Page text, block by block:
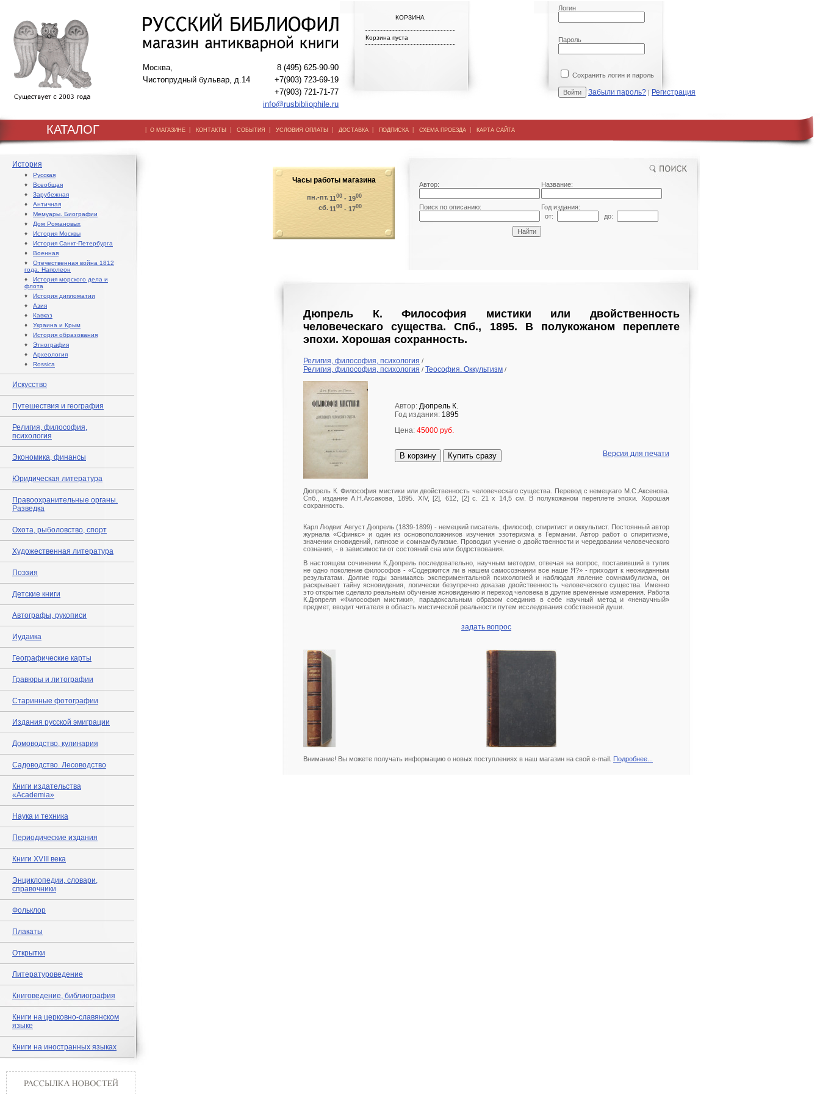
Москва,
Чистопрудный бульвар, д.14
8 (495) 625-90-90
+7(903) 723-69-19
+7(903) 721-71-77
info@rusbibliophile.ru
КОРЗИНА
Корзина пуста
Логин
Пароль
Сохранить логин и пароль
Забыли пароль? | Регистрация
КАТАЛОГ | О МАГАЗИНЕ | КОНТАКТЫ | СОБЫТИЯ | УСЛОВИЯ ОПЛАТЫ | ДОСТАВКА | ПОДПИСКА | СХЕМА ПРОЕЗДА | КАРТА САЙТА
История
♦ Русская
♦ Всеобщая
♦ Зарубежная
♦ Античная
♦ Мемуары. Биографии
♦ Дом Романовых
♦ История Москвы
♦ История Санкт-Петербурга
♦ Военная
♦ Отечественная война 1812
года. Наполеон
♦ История морского дела и
флота
♦ История дипломатии
♦ Азия
♦ Кавказ
♦ Украина и Крым
♦ История образования
♦ Этнография
♦ Археология
♦ Rossica
Искусство
Путешествия и география
Религия, философия,
психология
Экономика, финансы
Юридическая литература
Правоохранительные органы.
Разведка
Охота, рыболовство, спорт
Художественная литература
Поэзия
Детские книги
Автографы, рукописи
Иудаика
Географические карты
Гравюры и литографии
Старинные фотографии
Издания русской эмиграции
Домоводство, кулинария
Садоводство. Лесоводство
Книги издательства
«Academia»
Наука и техника
Периодические издания
Книги XVIII века
Энциклопедии, словари,
справочники
Фольклор
Плакаты
Открытки
Литературоведение
Книговедение, библиография
Книги на церковно-славянском
языке
Книги на иностранных языках
Часы работы магазина
пн.-пт.1100 - 1900
сб.1100 - 1700
Автор: Название:
Поиск по описанию:
Год издания:
от:
до:
Дюпрель К. Философия мистики или двойственность
человеческаго существа. Спб., 1895. В полукожаном переплете
эпохи. Хорошая сохранность.
Религия, философия, психология /
Религия, философия, психология / Теософия. Оккультизм /
Автор: Дюпрель К.
Год издания: 1895
Цена: 45000 руб.
В корзину Купить сразу Версия для печати
Дюпрель К. Философия мистики или двойственность человеческаго существа. Перевод с немецкаго М.С.Аксенова.
Спб., издание А.Н.Аксакова, 1895. XIV, [2], 612, [2] с. 21 х 14,5 см. В полукожаном переплете эпохи. Хорошая
сохранность.
Карл Людвиг Август Дюпрель (1839-1899) - немецкий писатель, философ, спиритист и оккультист. Постоянный автор
журнала «Сфинкс» и один из основоположников изучения эзотеризма в Германии. Автор работ о спиритизме,
значении сновидений, гипнозе и сомнамбулизме. Проводил учение о двойственности и чередовании человеческого
сознания, - в зависимости от состояний сна или бодрствования.
В настоящем сочинении К.Дюпрель последовательно, научным методом, отвечая на вопрос, поставивший в тупик
не одно поколение философов - «Содержится ли в нашем самосознании все наше Я?» - приходит к неожиданным
результатам. Долгие годы занимаясь экспериментальной психологией и наблюдая явление сомнамбулизма, он
раскрывает тайну ясновидения, логически безупречно доказав двойственность человеческого существа. Именно
это открытие сделало реальным обучение ясновидению и переход человека в другие временные измерения. Работа
К.Дюпреля «Философия мистики», парадоксальным образом соединив в себе научный метод и «ненаучный»
предмет, вводит читателя в область мистической реальности путем исследования собственной души.
задать вопрос
Внимание! Вы можете получать информацию о новых поступлениях в наш магазин на свой e-mail. Подробнее...